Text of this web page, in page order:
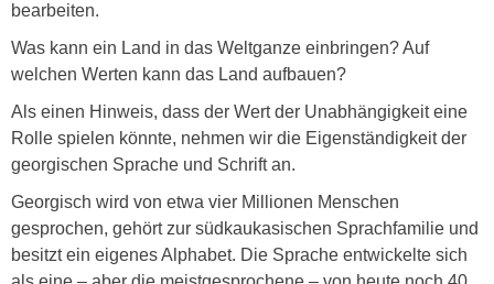
bearbeiten.
Was kann ein Land in das Weltganze einbringen? Auf
welchen Werten kann das Land aufbauen?
Als einen Hinweis, dass der Wert der Unabhängigkeit eine
Rolle spielen könnte, nehmen wir die Eigenständigkeit der
georgischen Sprache und Schrift an.
Georgisch wird von etwa vier Millionen Menschen
gesprochen, gehört zur südkaukasischen Sprachfamilie und
besitzt ein eigenes Alphabet. Die Sprache entwickelte sich